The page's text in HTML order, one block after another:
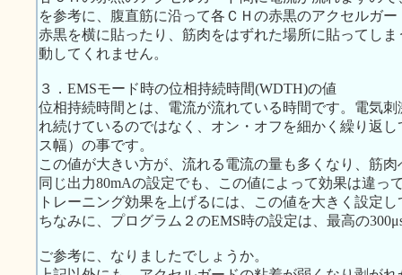
を参考に、腹直筋に沿って各ＣＨの赤黒のアクセルガ
赤黒を横に貼ったり、筋肉をはずれた場所に貼ってし
動してくれません。
３．EMSモード時の位相持続時間(WDTH)の値
位相持続時間とは、電流が流れている時間です。電気
れ続けているのではなく、オン・オフを細かく繰り返
ス幅）の事です。
この値が大きい方が、流れる電流の量も多くなり、筋
同じ出力80mAの設定でも、この値によって効果は違っ
トレーニング効果を上げるには、この値を大きく設定
ちなみに、プログラム２のEMS時の設定は、最高の
ご参考に、なりましたでしょうか。